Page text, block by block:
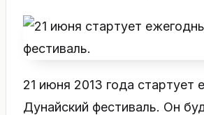
21 июня 2013 года стартует
Дунайский фестиваль. Он